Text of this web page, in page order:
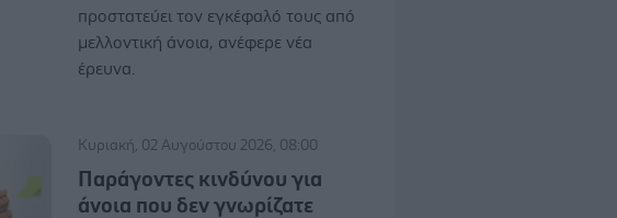
προστατεύει τον εγκέφαλό τους από
μελλοντική άνοια, ανέφερε νέα
έρευνα.
Κυριακή, 02 Αυγούστου 2026, 08:00
Παράγοντες κινδύνου για
άνοια που δεν γνωρίζατε